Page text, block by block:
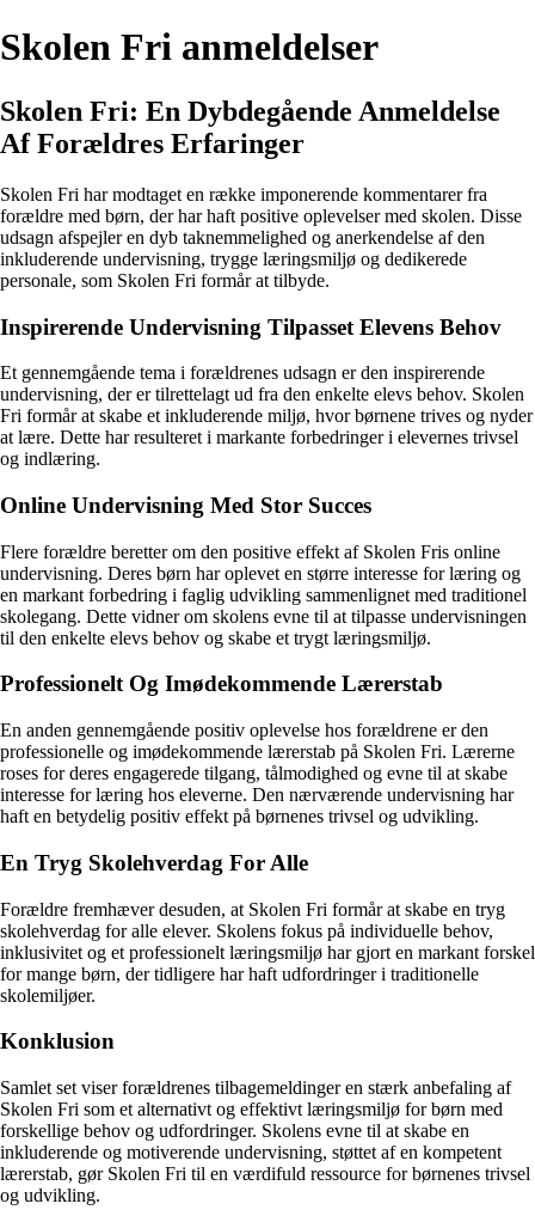
Skolen Fri anmeldelser
Skolen Fri: En Dybdegående Anmeldelse
Af Forældres Erfaringer
Skolen Fri har modtaget en række imponerende kommentarer fra
forældre med børn, der har haft positive oplevelser med skolen. Disse
udsagn afspejler en dyb taknemmelighed og anerkendelse af den
inkluderende undervisning, trygge læringsmiljø og dedikerede
personale, som Skolen Fri formår at tilbyde.
Inspirerende Undervisning Tilpasset Elevens Behov
Et gennemgående tema i forældrenes udsagn er den inspirerende
undervisning, der er tilrettelagt ud fra den enkelte elevs behov. Skolen
Fri formår at skabe et inkluderende miljø, hvor børnene trives og nyder
at lære. Dette har resulteret i markante forbedringer i elevernes trivsel
og indlæring.
Online Undervisning Med Stor Succes
Flere forældre beretter om den positive effekt af Skolen Fris online
undervisning. Deres børn har oplevet en større interesse for læring og
en markant forbedring i faglig udvikling sammenlignet med traditionel
skolegang. Dette vidner om skolens evne til at tilpasse undervisningen
til den enkelte elevs behov og skabe et trygt læringsmiljø.
Professionelt Og Imødekommende Lærerstab
En anden gennemgående positiv oplevelse hos forældrene er den
professionelle og imødekommende lærerstab på Skolen Fri. Lærerne
roses for deres engagerede tilgang, tålmodighed og evne til at skabe
interesse for læring hos eleverne. Den nærværende undervisning har
haft en betydelig positiv effekt på børnenes trivsel og udvikling.
En Tryg Skolehverdag For Alle
Forældre fremhæver desuden, at Skolen Fri formår at skabe en tryg
skolehverdag for alle elever. Skolens fokus på individuelle behov,
inklusivitet og et professionelt læringsmiljø har gjort en markant forskel
for mange børn, der tidligere har haft udfordringer i traditionelle
skolemiljøer.
Konklusion
Samlet set viser forældrenes tilbagemeldinger en stærk anbefaling af
Skolen Fri som et alternativt og effektivt læringsmiljø for børn med
forskellige behov og udfordringer. Skolens evne til at skabe en
inkluderende og motiverende undervisning, støttet af en kompetent
lærerstab, gør Skolen Fri til en værdifuld ressource for børnenes trivsel
og udvikling.